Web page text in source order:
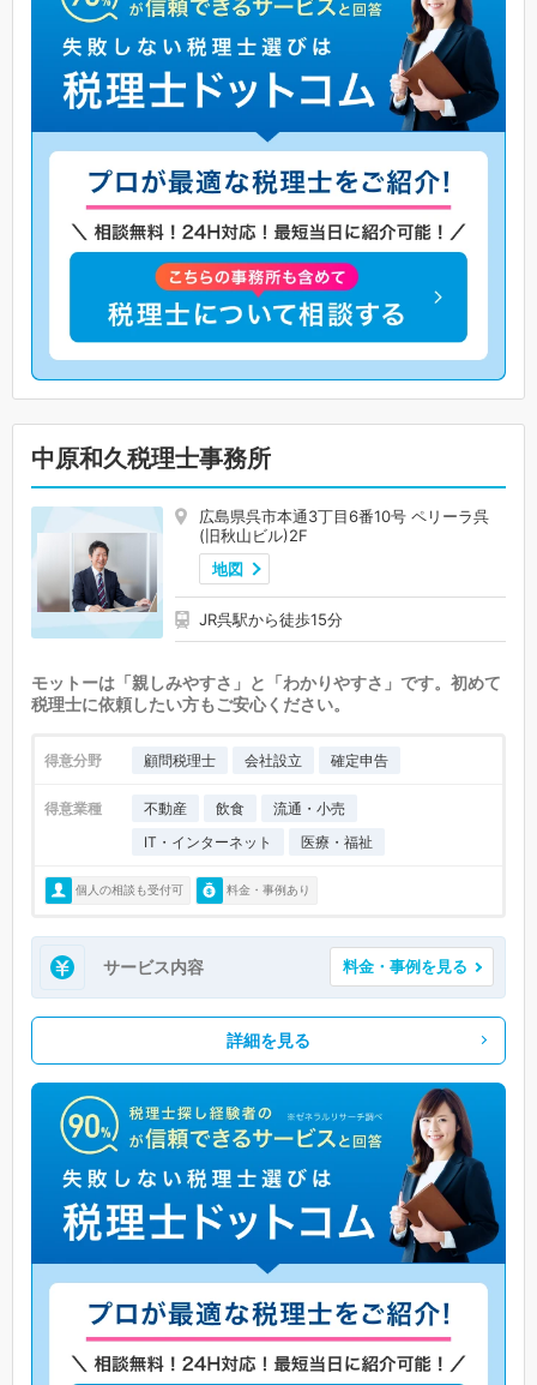
中原和久税理士事務所
広島県呉市本通3丁目6番10号 ペリーラ呉
(旧秋山ビル)2F
地図
JR呉駅から徒歩15分
モットーは「親しみやすさ」と「わかりやすさ」です。初めて
税理士に依頼したい方もご安心ください。
得意分野 顧問税理士 会社設立 確定申告
得意業種 不動産 飲食
流通・小売
IT・インターネット
医療・福祉
個人の相談も受付可 料金・事例あり
サービス内容 料金・事例を見る
詳細を見る